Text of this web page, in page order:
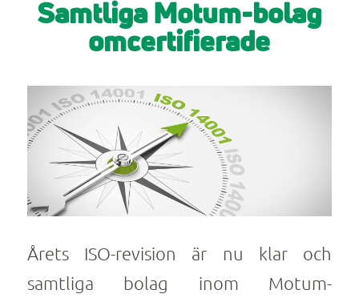
Samtliga Motum-bolag
omcertifierade
Årets ISO-revision är nu klar och
samtliga bolag inom Motum-